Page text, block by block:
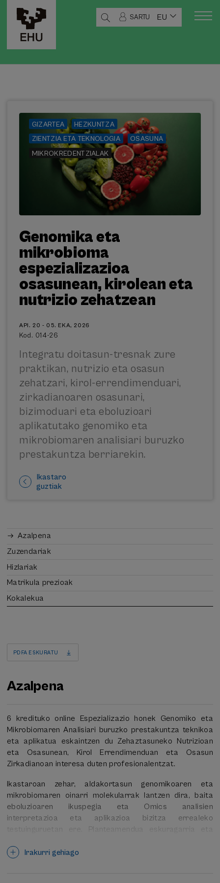
SARTU EU
GIZARTEA
HEZKUNTZA
ZIENTZIA ETA TEKNOLOGIA
OSASUNA
MIKROKREDENTZIALAK
Genomika eta
mikrobioma
espezializazioa
osasunean, kirolean eta
nutrizio zehatzean
API. 20 - 05. EKA, 2026
Kod. 014-26
Integratu doitasun-tresnak zure
praktikan, nutrizio eta osasun
zehatzari, kirol-errendimenduari,
zirkadianoaren osasunari,
bizimoduari eta eboluzioari
aplikatutako genomiko eta
mikrobiomaren analisiari buruzko
prestakuntza berriarekin.
Ikastaro
guztiak
Azalpena
Zuzendariak
Hizlariak
Matrikula prezioak
Kokalekua
PDFA ESKURATU
Azalpena
6 kredituko online Espezializazio honek Genomiko eta
Mikrobiomaren Analisiari buruzko prestakuntza teknikoa
eta aplikatua eskaintzen du Zehaztasuneko Nutrizioan
eta Osasunean, Kirol Errendimenduan eta Osasun
Zirkadianoan interesa duten profesionalentzat.
Ikastaroan zehar, aldakortasun genomikoaren eta
mikrobiomaren oinarri molekularrak lantzen dira, baita
eboluzioaren ikuspegia eta Omics analisien
interpretazioa eta aplikazioa bizitza errealeko
testuinguruetan ere. Planteamendua eskuragarria eta
aurretiko ezagutzarik behar, eta zuzeneko hitzaldiak,
Irakurri gehiago